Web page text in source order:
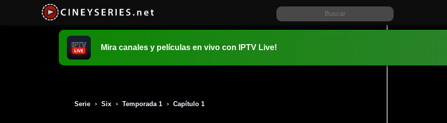
Mira canales y películas en vivo con IPTV Live!
Serie > Six > Temporada 1 > Capítulo 1